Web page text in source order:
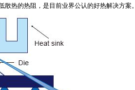
热的热阻，是目前业界公认的好热解决方案。